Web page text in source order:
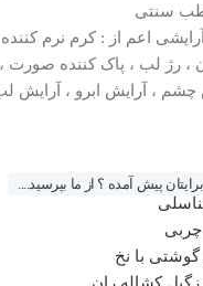
طب سنتی
اعم از : کرم نرم
لب ، پاک کننده صورت ،
، آرایش ابرو ، آرایش
چربی
با نخ
کشاله ران
پیش آمده ؟ از ما بپرسید....